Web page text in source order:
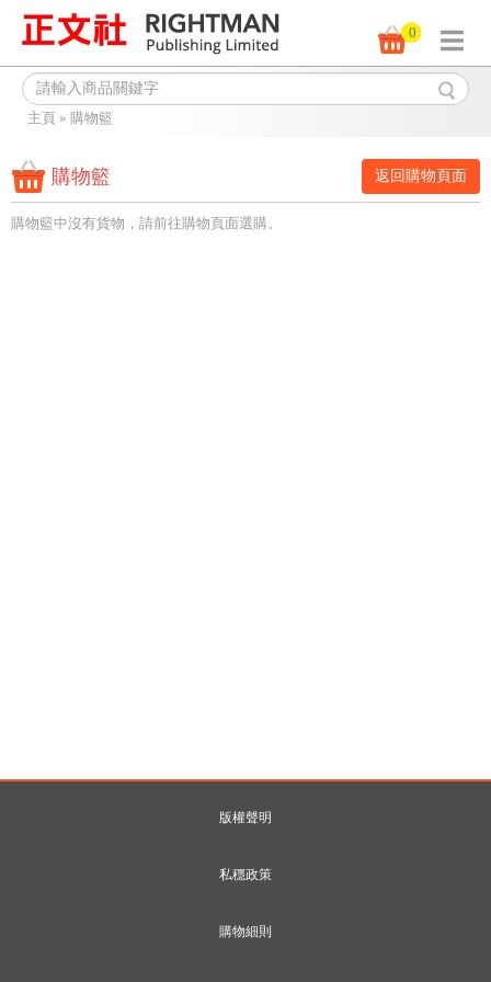
0
主頁 » 購物籃
購物籃 返回購物頁面
購物籃中沒有貨物，請前往購物頁面選購。
版權聲明
私穩政策
購物細則